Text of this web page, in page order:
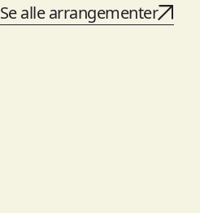
Se alle arrangementer